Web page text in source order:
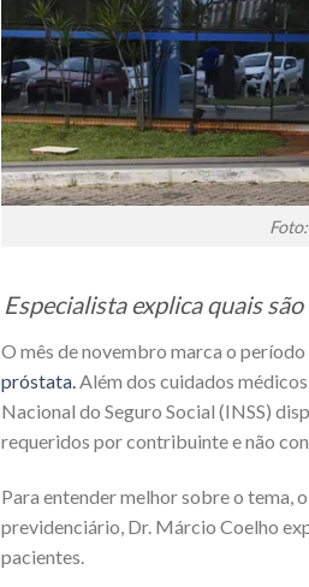
Especialista explica quais
O mês de novembro marca o
próstata.Além dos cuidados
Nacional do Seguro Social (INSS)
requeridos por contribuinte e não
Para entender melhor sobre o tema,
previdenciário, Dr. Márcio Coelho
pacientes.